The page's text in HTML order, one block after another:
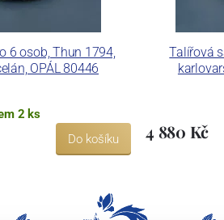
6 osob, Thun 1794,
OPÁL 80446
2 ks
Do košíku
Talířová
4 880 Kč